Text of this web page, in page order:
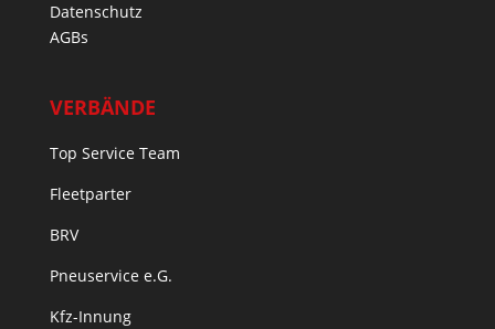
Datenschutz
AGBs
VERBÄNDE
Top Service Team
Fleetparter
BRV
Pneuservice e.G.
Kfz-Innung